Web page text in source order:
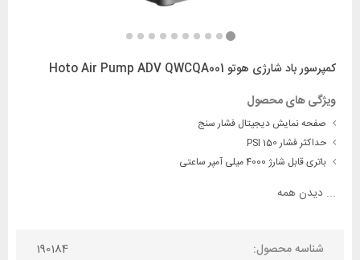
کمپرسور باد شارژی هوتو Hoto Air Pump ADV QWCQA001
ویژگی های محصول
صفحه‌ نمایش دیجیتال فشار سنج
حداکثر فشار 150 PSI
باتری قابل شارژ 4000 میلی آمپر ساعتی
... دیدن همه
شناسه محصول: 190184